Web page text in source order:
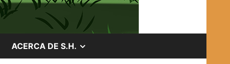
MOSTRAR
ACERCA DE S.H.